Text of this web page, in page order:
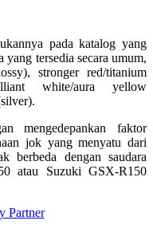
pada katalog yang
tersedia secara umum,
stronger red/titanium
white/aura yellow
mengedepankan faktor
jok yang menyatu dari
berbeda dengan saudara
atau Suzuki GSX-R150